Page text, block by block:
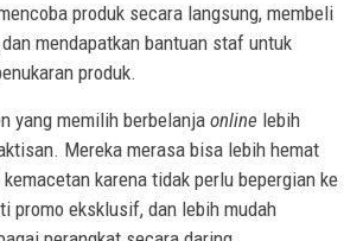
produk secara langsung, membeli
mendapatkan bantuan staf untuk
produk.
yang memilih berbelanja online lebih
Mereka merasa bisa lebih hemat
karena tidak perlu bepergian ke
promo eksklusif, dan lebih mudah